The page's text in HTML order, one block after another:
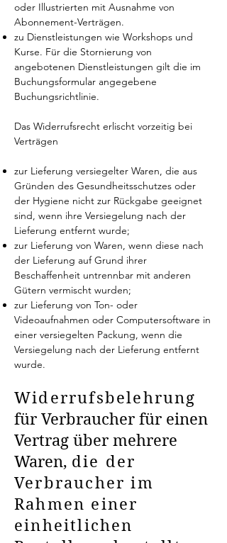
oder Illustrierten mit Ausnahme von
Abonnement-Verträgen.
zu Dienstleistungen wie Workshops und
Kurse. Für die Stornierung von
angebotenen Dienstleistungen gilt die im
Buchungsformular angegebene
Buchungsrichtlinie.
Das Widerrufsrecht erlischt vorzeitig bei
Verträgen
zur Lieferung versiegelter Waren, die aus
Gründen des Gesundheitsschutzes oder
der Hygiene nicht zur Rückgabe geeignet
sind, wenn ihre Versiegelung nach der
Lieferung entfernt wurde;
zur Lieferung von Waren, wenn diese nach
der Lieferung auf Grund ihrer
Beschaffenheit untrennbar mit anderen
Gütern vermischt wurden;
zur Lieferung von Ton- oder
Videoaufnahmen oder Computersoftware in
einer versiegelten Packung, wenn die
Versiegelung nach der Lieferung entfernt
wurde.
Widerrufsbelehrung
für Verbraucher für einen
Vertrag über mehrere
Waren, die der
Verbraucher im
Rahmen einer
einheitlichen